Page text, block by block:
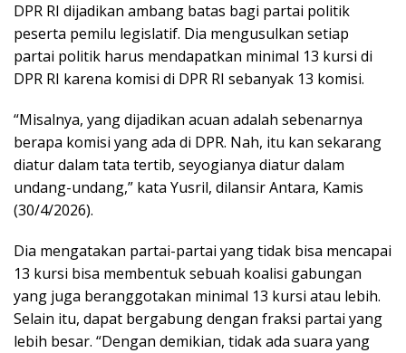
DPR RI dijadikan ambang batas bagi partai politik
peserta pemilu legislatif. Dia mengusulkan setiap
partai politik harus mendapatkan minimal 13 kursi di
DPR RI karena komisi di DPR RI sebanyak 13 komisi.
“Misalnya, yang dijadikan acuan adalah sebenarnya
berapa komisi yang ada di DPR. Nah, itu kan sekarang
diatur dalam tata tertib, seyogianya diatur dalam
undang-undang,” kata Yusril, dilansir Antara, Kamis
(30/4/2026).
Dia mengatakan partai-partai yang tidak bisa mencapai
13 kursi bisa membentuk sebuah koalisi gabungan
yang juga beranggotakan minimal 13 kursi atau lebih.
Selain itu, dapat bergabung dengan fraksi partai yang
lebih besar. “Dengan demikian, tidak ada suara yang